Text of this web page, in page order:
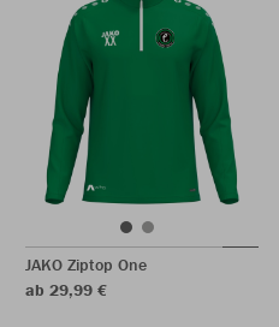
JAKO Ziptop One
ab 29,99 €